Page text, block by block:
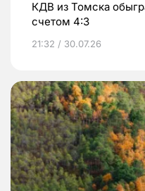
КДВ из Томска
счетом 4:3
21:32 / 30.07.26